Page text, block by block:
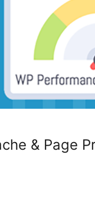
& Page